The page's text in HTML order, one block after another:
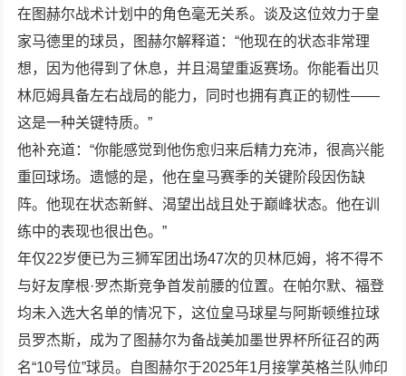
在图赫尔战术计划中的角色毫无关系。谈及这位效力于皇
家马德里的球员，图赫尔解释道：“他现在的状态非常理
想，因为他得到了休息，并且渴望重返赛场。你能看出贝
林厄姆具备左右战局的能力，同时也拥有真正的韧性——
这是一种关键特质。”
他补充道：“你能感觉到他伤愈归来后精力充沛，很高兴能
重回球场。遗憾的是，他在皇马赛季的关键阶段因伤缺
阵。他现在状态新鲜、渴望出战且处于巅峰状态。他在训
练中的表现也很出色。”
年仅22岁便已为三狮军团出场47次的贝林厄姆，将不得不
与好友摩根·罗杰斯竞争首发前腰的位置。在帕尔默、福登
均未入选大名单的情况下，这位皇马球星与阿斯顿维拉球
员罗杰斯，成为了图赫尔为备战美加墨世界杯所征召的两
名“10号位”球员。自图赫尔于2025年1月接掌英格兰队帅印